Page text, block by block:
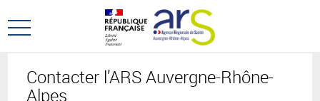
au
menu
au
contenu
Ouvrir
principal
Contacter l’ARS Auvergne-Rhône-
Alpes